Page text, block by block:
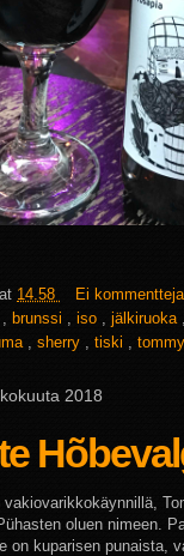
at 14.58
Ei
brunssi iso jälkiruoka
sherry tiski
2018
vakiovarikkokäynnillä,
oluen nimeen.
on kuparisen punaista,